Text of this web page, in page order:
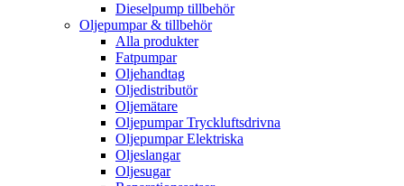
Dieselpump tillbehör
Oljepumpar & tillbehör
Alla produkter
Fatpumpar
Oljehandtag
Oljedistributör
Oljemätare
Oljepumpar Tryckluftsdrivna
Oljepumpar Elektriska
Oljeslangar
Oljesugar